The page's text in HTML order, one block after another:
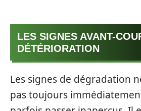
LES SIGNES AVANT-
DÉTÉRIORATION
Les signes de dégradation
pas toujours